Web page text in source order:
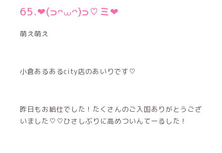
65.‪‪❤︎‬(⊃ᴖ⩊ᴖ)⊃♡ミ‪‪❤︎‬
萌え萌え
小倉あるあるcity店のあいりです♡
昨日もお給仕でした！たくさんのご入国ありがとうござ
いました♡♡ひさしぶりに高めついんてーるした！